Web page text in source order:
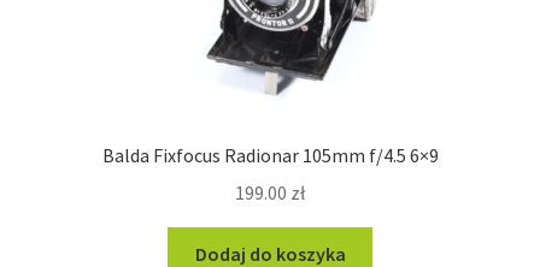
Balda Fixfocus Radionar 105mm f/4.5 6×9
199.00 zł
Dodaj do koszyka